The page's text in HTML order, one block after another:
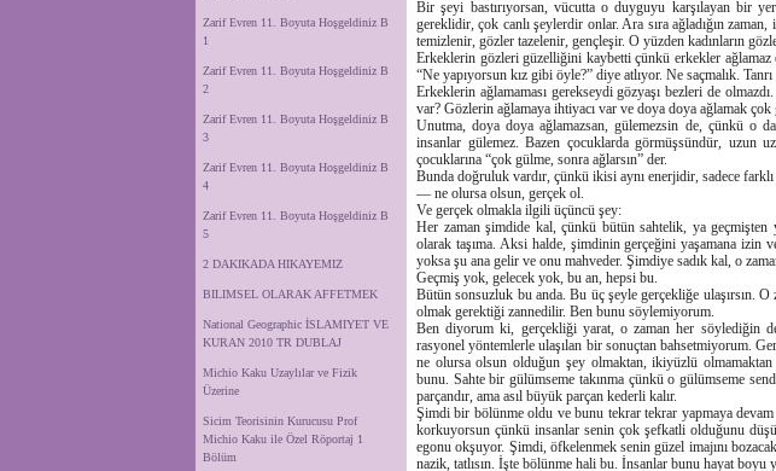
Zarif Evren 11. Boyuta Hoşgeldiniz B
1
Zarif Evren 11. Boyuta Hoşgeldiniz B
2
Zarif Evren 11. Boyuta Hoşgeldiniz B
3
Zarif Evren 11. Boyuta Hoşgeldiniz B
4
Zarif Evren 11. Boyuta Hoşgeldiniz B
5
2 DAKIKADA HIKAYEMIZ
BILIMSEL OLARAK AFFETMEK
National Geographic İSLAMIYET VE
KURAN 2010 TR DUBLAJ
Michio Kaku Uzaylılar ve Fizik
Üzerine
Sicim Teorisinin Kurucusu Prof
Michio Kaku ile Özel Röportaj 1
Bölüm
Bir şeyi bastırıyorsan, vücutta o duyguyu karşılayan bir
gereklidir, çok canlı şeylerdir onlar. Ara sıra ağladığın
temizlenir, gözler tazelenir, gençleşir. O yüzden kadınların
Erkeklerin gözleri güzelliğini kaybetti çünkü erkekler ağlamaz
“Ne yapıyorsun kız gibi öyle?” diye atlıyor. Ne saçmalık.
Erkeklerin ağlamaması gerekseydi gözyaşı bezleri de
var? Gözlerin ağlamaya ihtiyacı var ve doya doya ağlamak çok
Unutma, doya doya ağlamazsan, gülemezsin de, çünkü o
insanlar gülemez. Bazen çocuklarda görmüşsündür, uzun
çocuklarına “çok gülme, sonra ağlarsın” der.
Bunda doğruluk vardır, çünkü ikisi aynı enerjidir, sadece
— ne olursa olsun, gerçek ol.
Ve gerçek olmakla ilgili üçüncü şey:
Her zaman şimdide kal, çünkü bütün sahtelik, ya geçmişten
olarak taşıma. Aksi halde, şimdinin gerçeğini yaşamana izin
yoksa şu ana gelir ve onu mahveder. Şimdiye sadık kal, o
Geçmiş yok, gelecek yok, bu an, hepsi bu.
Bütün sonsuzluk bu anda. Bu üç şeyle gerçekliğe ulaşırsın.
olmak gerektiği zannedilir. Ben bunu söylemiyorum.
Ben diyorum ki, gerçekliği yarat, o zaman her söylediğin
rasyonel yöntemlerle ulaşılan bir sonuçtan bahsetmiyorum.
ne olursa olsun olduğun şey olmaktan, ikiyüzlü
bunu. Sahte bir gülümseme takınma çünkü o gülümseme
parçandır, ama asıl büyük parçan kederli kalır.
Şimdi bir bölünme oldu ve bunu tekrar tekrar yapmaya
korkuyorsun çünkü insanlar senin çok şefkatli olduğunu
egonu okşuyor. Şimdi, öfkelenmek senin güzel imajını
nazik, tatlısın. İşte bölünme hali bu. İnsanlar bunu hayat boyu